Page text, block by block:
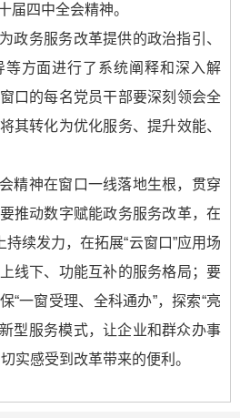
届四中全会精神。
政务服务改革提供的政治指引、
方面进行了系统阐释和深入解
口的每名党员干部要深刻领会全
其转化为优化服务、提升效能、
精神在窗口一线落地生根，贯穿
推动数字赋能政务服务改革，在
持续发力，在拓展“云窗口”应用场
线下、功能互补的服务格局；要
“一窗受理、全科通办”，探索“亮
型服务模式，让企业和群众办事
实感受到改革带来的便利。